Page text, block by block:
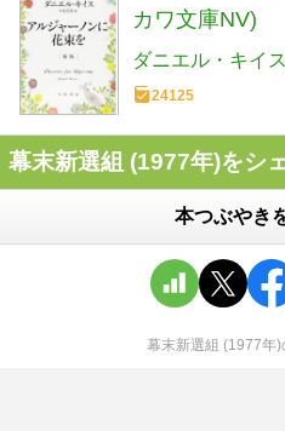
カワ文庫NV)
ダニエル・キイス
24125
幕末新選組 (1977年)をシ
本つぶやき
幕末新選組 (1977年)